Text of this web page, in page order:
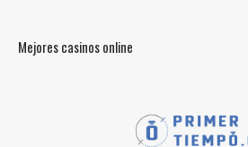
Mejores casinos online